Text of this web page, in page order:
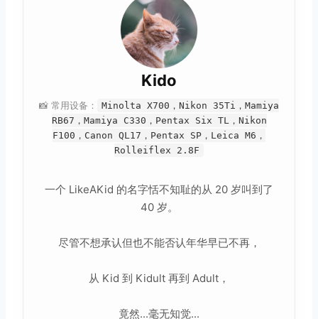
Kido
📸 常用设备：
Minolta X700，Nikon 35Ti，Mamiya
RB67，Mamiya C330，Pentax Six TL，Nikon
F100，Canon QL17，Pentax SP，Leica M6，
Rolleiflex 2.8F
一个 LikeAKid 的名字恬不知耻的从 20 岁叫到了
40 岁。
尽管不想承认但也不能否认年华早已不再，
从 Kid 到 Kidult 再到 Adult，
竟然...毫无知觉...